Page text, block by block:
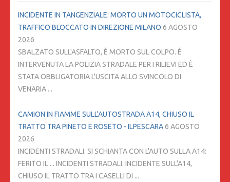
INCIDENTE IN TANGENZIALE: MORTO UN MOTOCICLISTA,
TRAFFICO BLOCCATO IN DIREZIONE MILANO 6 AGOSTO
2026
SBALZATO SULL'ASFALTO, È MORTO SUL COLPO. È
INTERVENUTA LA POLIZIA STRADALE PER I RILIEVI ED È
STATA OBBLIGATORIA L'USCITA ALLO SVINCOLO DI
VENARIA ...
CAMION IN FIAMME SULL'AUTOSTRADA A14, CHIUSO IL
TRATTO TRA PINETO E ROSETO - ILPESCARA6 AGOSTO
2026
INCIDENTI STRADALI. SI SCHIANTA CON L'AUTO SULLA A14:
FERITO IL ... INCIDENTI STRADALI. INCIDENTE SULL'A14,
CHIUSO IL TRATTO TRA I CASELLI DI ...